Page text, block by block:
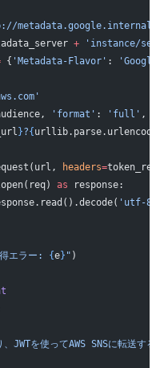
+ 'instance/
{ 'Metadata-Flavor' :
'format' : 'full' ,
}?{
headers=
as response:
'utf-
エラー: {e} " )
JWTを使ってAWS SNSに転送す